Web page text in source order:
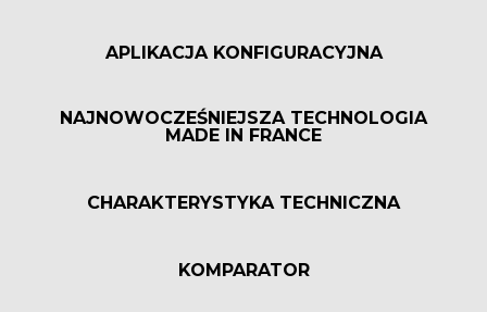
APLIKACJA KONFIGURACYJNA
NAJNOWOCZEŚNIEJSZA TECHNOLOGIA
MADE IN FRANCE
CHARAKTERYSTYKA TECHNICZNA
KOMPARATOR